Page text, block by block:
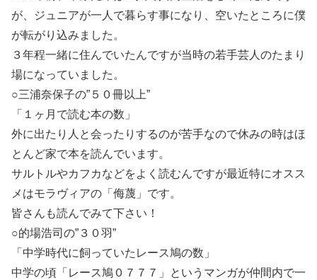
が、ジュニアが一人で暮らす事になり、空いたところに僕
が転がり込みました。
３年程一緒に住んでいたんですが当時の若手芸人のたまり
場になっていました。
○三浦奈保子の”５０冊以上”
「１ヶ月で読む本の数」
外に出たり人と会ったりするのが苦手なので休みの時はほ
とんど家で本を読んでいます。
サルトルやカフカなどをよく読むんですが最近特にオスス
メはモラヴィアの「侮蔑」です。
皆さんも読んでみて下さい！
○的場浩司の”３０羽”
「中学時代に飼っていたレース鳩の数」
中学の頃「レース鳩０７７７」というマンガが仲間内で一